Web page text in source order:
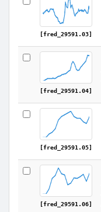
[fred_29591.03]
[fred_29591.04]
[fred_29591.05]
[fred_29591.06]